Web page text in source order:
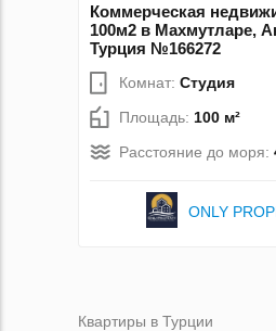
Коммерческая
100м2 в Махмутларе,
Турция №166272
Комнат: Студия
Площадь: 100 м²
Расстояние до моря:
ONLY
Квартиры в Турции